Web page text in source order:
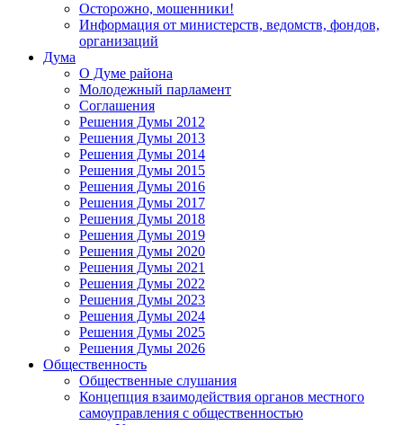
Осторожно, мошенники!
Информация от министерств, ведомств, фондов,
организаций
Дума
О Думе района
Молодежный парламент
Соглашения
Решения Думы 2012
Решения Думы 2013
Решения Думы 2014
Решения Думы 2015
Решения Думы 2016
Решения Думы 2017
Решения Думы 2018
Решения Думы 2019
Решения Думы 2020
Решения Думы 2021
Решения Думы 2022
Решения Думы 2023
Решения Думы 2024
Решения Думы 2025
Решения Думы 2026
Общественность
Общественные слушания
Концепция взаимодействия органов местного
самоуправления с общественностью